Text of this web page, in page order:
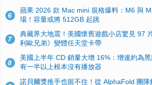
6
蘋果 2026 款 Mac mini 規格爆料：M6 與
場！容量或將 512GB 起跳
7
典藏界大地震！美國懷舊遊戲小店驚見 97
利歐兄弟》變體任天堂卡帶
8
美國上半年 CD 銷量大增 16%：增速約為
有一半以上根本沒有播放器
諾貝爾獎推手也留不住！從 AlphaFold 團